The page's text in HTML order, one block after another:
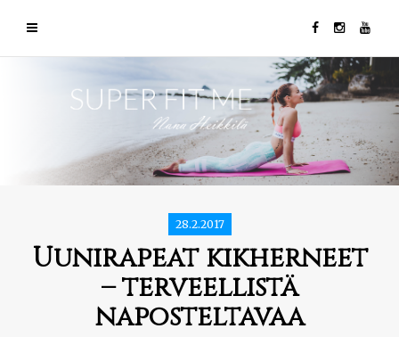
28.2.2017
Uunirapeat kikherneet
– terveellistä
naposteltavaa